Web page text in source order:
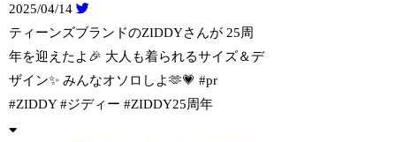
2025/04/14
ティーンズブランドのZIDDYさんが 25周
年を迎えたよ🎉 大人も着られるサイズ＆デ
ザイン✨️ みんなオソロしよ🫶💗 #pr
#ZIDDY #ジディー #ZIDDY25周年